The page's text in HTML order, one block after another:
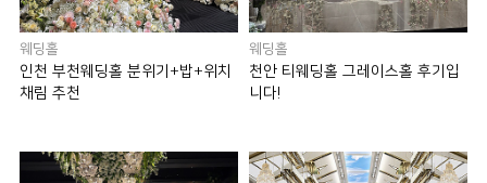
웨딩홀
인천 부천웨딩홀 분위기+밥+위치
채림 추천
웨딩홀
천안 티웨딩홀 그레이스홀 후기입
니다!